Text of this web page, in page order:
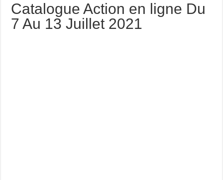
Catalogue Action en ligne Du
7 Au 13 Juillet 2021